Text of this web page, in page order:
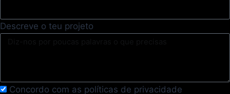
Descreve o teu projeto
Concordo com as políticas de privacidade